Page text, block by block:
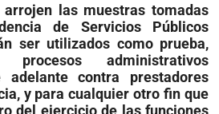
las muestras tomadas
de Ser­vicios Públicos
ser utilizados como prueba,
administrativos
adelante contra prestadores
y para cualquier otro fin que